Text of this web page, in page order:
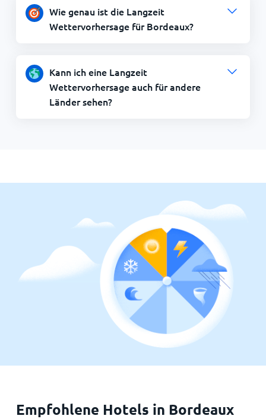
Wie genau ist die Langzeit
Wettervorhersage für Bordeaux?
Kann ich eine Langzeit
Wettervorhersage auch für andere
Länder sehen?
Empfohlene Hotels in Bordeaux